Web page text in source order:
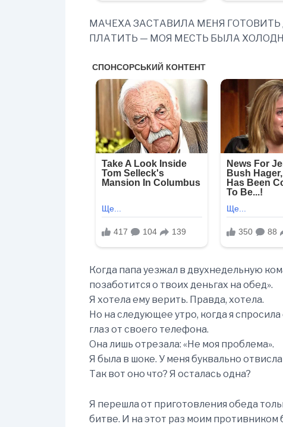
МАЧЕХА ЗАСТАВИЛА МЕНЯ
ПЛАТИТЬ — МОЯ МЕСТЬ БЫЛА
Когда папа уезжал в двухнедельную
позаботится о твоих деньгах на обед».
Я хотела ему верить. Правда, хотела.
Но на следующее утро, когда я
глаз от своего телефона.
Она лишь отрезала: «Не моя проблема».
Я была в шоке. У меня буквально
Так вот оно что? Я осталась одна?
Я перешла от приготовления обеда
битве. И на этот раз моим